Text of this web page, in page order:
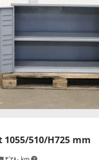
1055/510/H725 mm